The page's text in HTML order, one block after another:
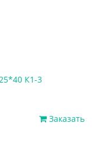
К1-3
Заказать